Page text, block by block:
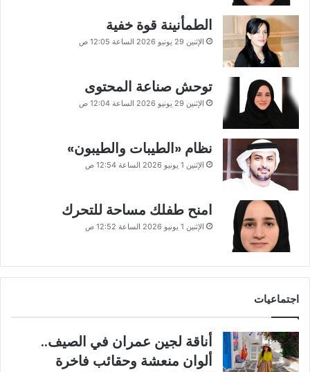
الطمأنينة قوة خفية
الإثنين 29 يونيو 2026 الساعة 12:05 ص
توحش صناعة المحتوى
الإثنين 29 يونيو 2026 الساعة 12:04 ص
نظام «الطيبات والطيبون»
الإثنين 1 يونيو 2026 الساعة 12:54 ص
امنح طفلك مساحة للتحرك
الإثنين 1 يونيو 2026 الساعة 12:52 ص
اجتماعيات
أناقة لجين عمران في الصيف..
ألوان منعشة وحقائب فاخرة